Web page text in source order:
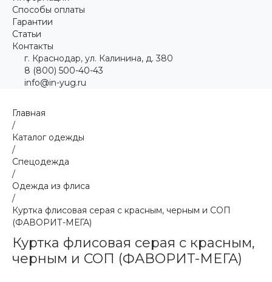
Способы оплаты
Гарантии
Статьи
Контакты
г. Краснодар, ул. Калинина, д. 380
8 (800) 500-40-43
info@in-yug.ru
Главная
/
Каталог одежды
/
Спецодежда
/
Одежда из флиса
/
Куртка флисовая серая с красным, черным и СОП
(ФАВОРИТ-МЕГА)
Куртка флисовая серая с красным,
черным и СОП (ФАВОРИТ-МЕГА)